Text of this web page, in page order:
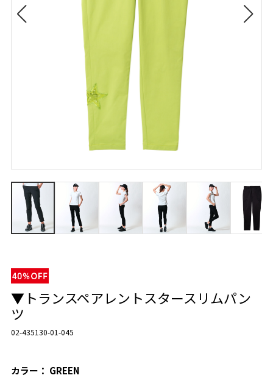
▼トランスペアレントスタースリムパン
ツ
02-435130-01-045
カラー： GREEN